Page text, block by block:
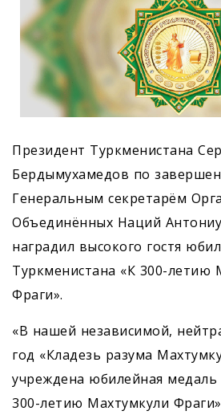
Президент Туркменистана
Бердымухамедов по
Генеральным секретарём
Объединённых Наций
наградил высокого гостя
Туркменистана «К 300-летию
Фраги».
«В нашей независимой,
год «Кладезь разума
учреждена юбилейная медаль
300-летию Махтумкули